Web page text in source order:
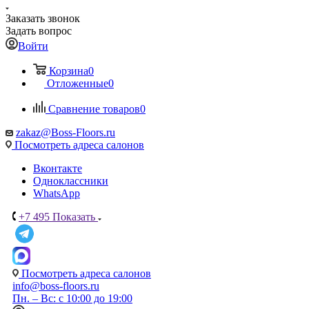
Заказать звонок
Задать вопрос
Войти
Корзина0
Отложенные0
Сравнение товаров0
zakaz@Boss-Floors.ru
Посмотреть адреса салонов
Вконтакте
Одноклассники
WhatsApp
+7 495 Показать
Посмотреть адреса салонов
info@boss-floors.ru
Пн. – Вс: с 10:00 до 19:00